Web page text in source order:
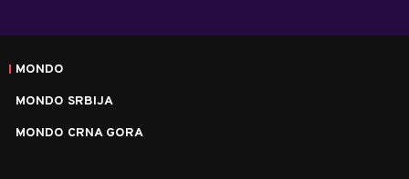
MONDO
MONDO SRBIJA
MONDO CRNA GORA